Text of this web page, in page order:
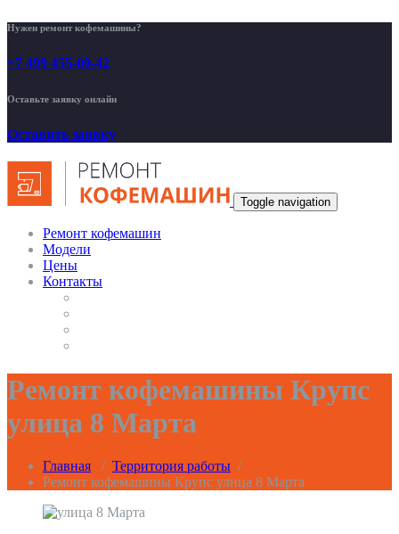
Нужен ремонт кофемашины?
+7 499 455-00-42
Оставьте заявку онлайн
Оставить заявку
Toggle navigation
Ремонт кофемашин
Модели
Цены
Контакты
Ремонт кофемашины Крупс
улица 8 Марта
Главная / Территория работы /
Ремонт кофемашины Крупс улица 8 Марта